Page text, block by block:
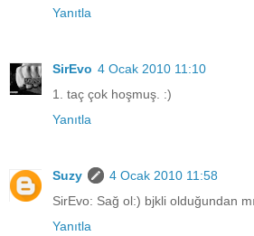
Yanıtla
SirEvo 4 Ocak 2010 11:10
1. taç çok hoşmuş. :)
Yanıtla
Suzy
4 Ocak 2010 11:58
SirEvo: Sağ ol:) bjkli olduğundan
Yanıtla